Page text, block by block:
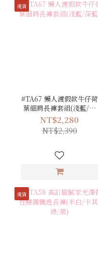
現貨
#TA67 懶人渡假款牛仔荷
葉細肩長褲套組(淺藍/深
藍)
NT$2,280
NT$2,390
現貨